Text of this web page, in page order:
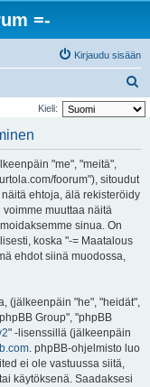
=-
Kirjaudu sisään
t
Kieli:
"me", "meitä",
foorum"), sitoudut
ehtoja, älä rekisteröidy
muuttaa näitä
sinua. On
koska "-= Maatalous
ehdot siinä muodossa,
(jälkeenpäin "he", "heidät",
Group", "phpBB
" -lisenssillä (jälkeenpäin
. phpBB-ohjelmisto luo
ei ole vastuussa siitä,
käytöksenä. Saadaksesi